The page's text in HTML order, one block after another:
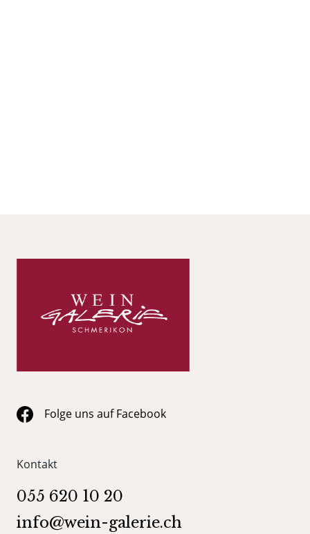
Folge uns auf Facebook
Kontakt
055 620 10 20
info@wein-galerie.ch